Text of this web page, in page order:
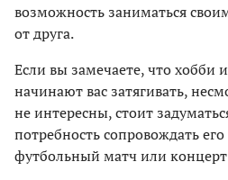
возможность заниматься
от друга.
Если вы замечаете, что хобби
начинают вас затягивать,
не интересны, стоит
потребность сопровождать
футбольный матч или